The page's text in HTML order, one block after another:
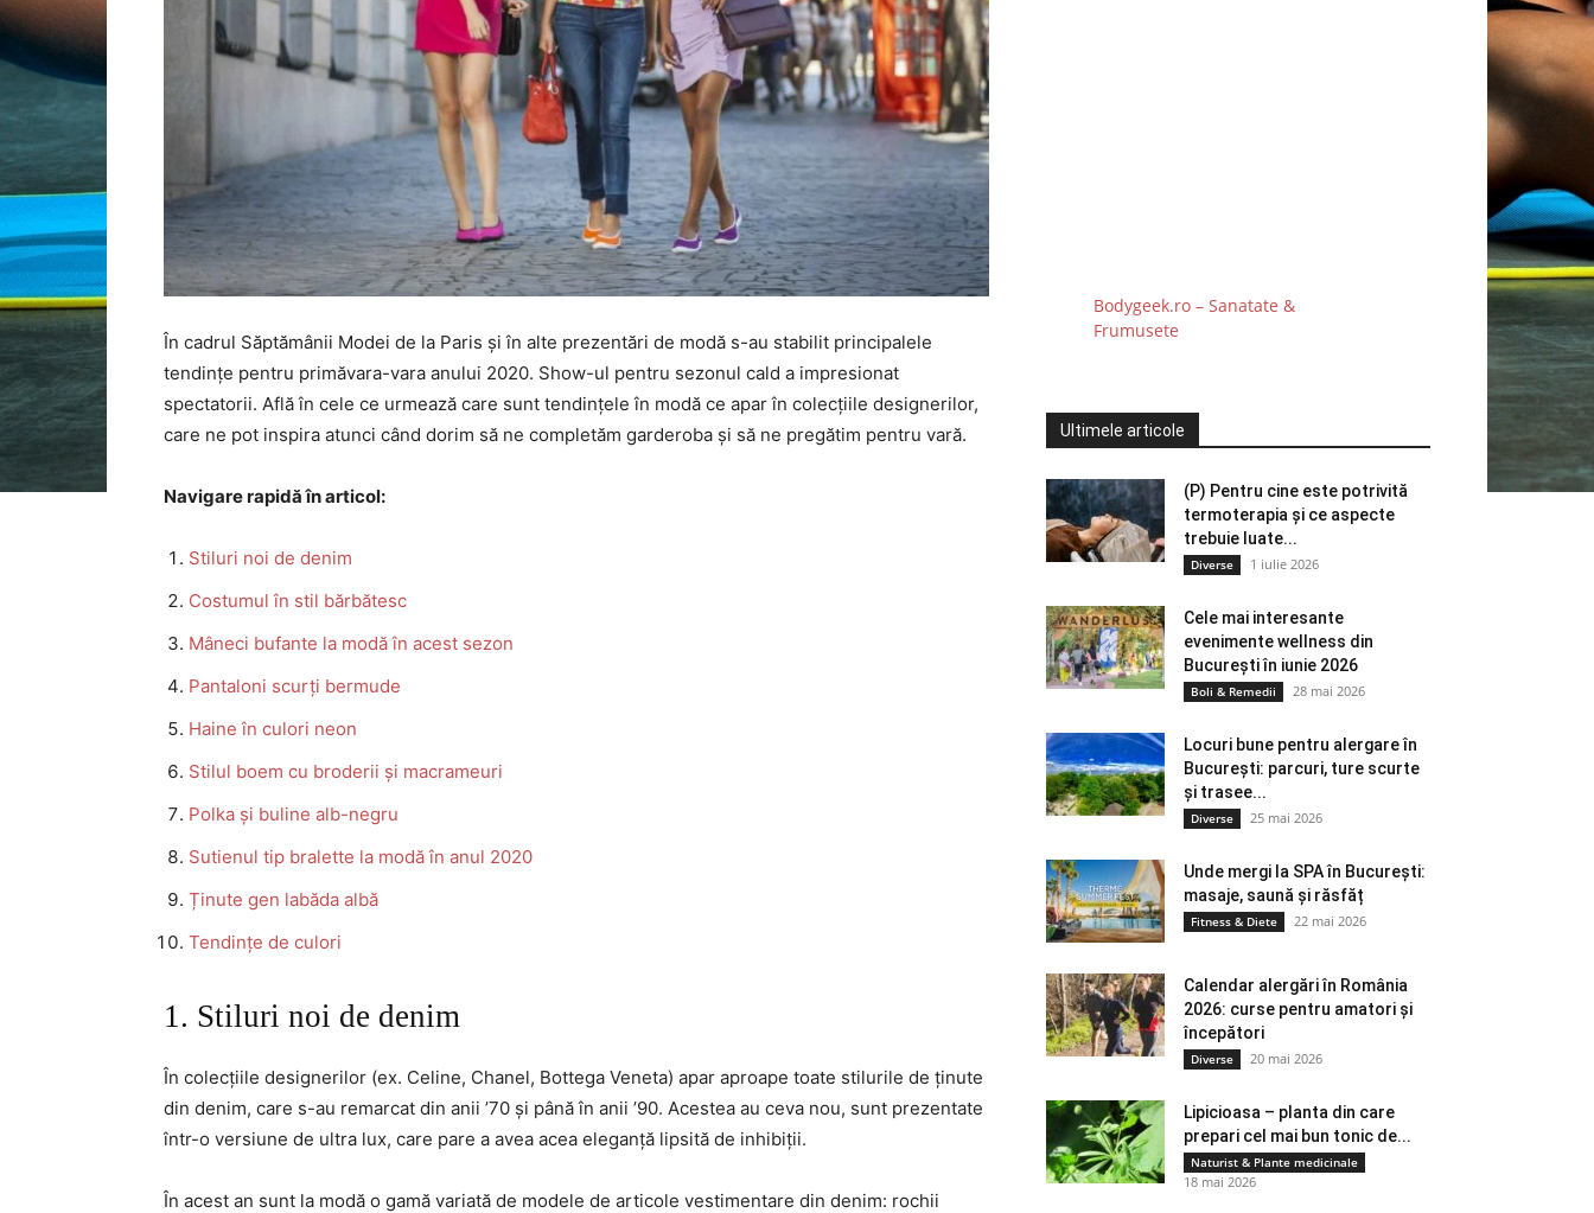
În cadrul Săptămânii Modei de la Paris și în alte prezentări de modă s-au stabilit principalele
tendințe pentru primăvara-vara anului 2020. Show-ul pentru sezonul cald a impresionat
spectatorii. Află în cele ce urmează care sunt tendințele în modă ce apar în colecțiile designerilor,
care ne pot inspira atunci când dorim să ne completăm garderoba și să ne pregătim pentru vară.
Navigare rapidă în articol:
Stiluri noi de denim
Costumul în stil bărbătesc
Mâneci bufante la modă în acest sezon
Pantaloni scurți bermude
Haine în culori neon
Stilul boem cu broderii și macrameuri
Polka și buline alb-negru
Sutienul tip bralette la modă în anul 2020
Ținute gen labăda albă
Tendințe de culori
1. Stiluri noi de denim
În colecțiile designerilor (ex. Celine, Chanel, Bottega Veneta) apar aproape toate stilurile de ținute
din denim, care s-au remarcat din anii ’70 și până în anii ’90. Acestea au ceva nou, sunt prezentate
într-o versiune de ultra lux, care pare a avea acea eleganță lipsită de inhibiții.
În acest an sunt la modă o gamă variată de modele de articole vestimentare din denim: rochii
Bodygeek.ro – Sanatate &
Frumusete
Ultimele articole
(P) Pentru cine este potrivită
termoterapia și ce aspecte
trebuie luate...
Diverse 1 iulie 2026
Cele mai interesante
evenimente wellness din
București în iunie 2026
Boli & Remedii 28 mai 2026
Locuri bune pentru alergare în
București: parcuri, ture scurte
și trasee...
Diverse 25 mai 2026
Unde mergi la SPA în București:
masaje, saună și răsfăț
Fitness & Diete 22 mai 2026
Calendar alergări în România
2026: curse pentru amatori și
începători
Diverse 20 mai 2026
Lipicioasa – planta din care
prepari cel mai bun tonic de...
Naturist & Plante medicinale
18 mai 2026